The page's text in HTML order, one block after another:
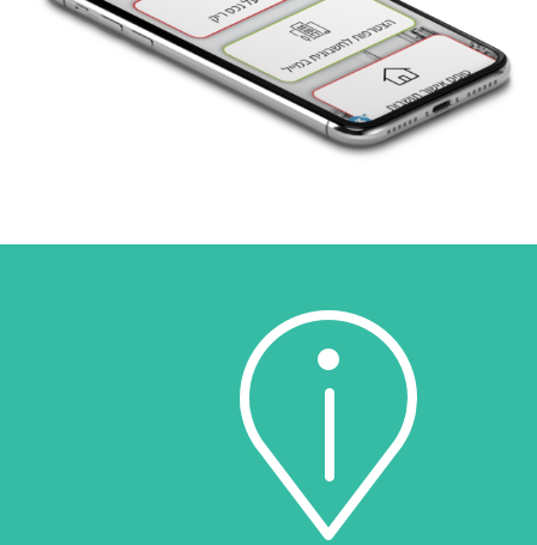
חיוני רב הניתן כיום באמצעים אחרים
מערכת תשלומים מתקדמת ומאובטחת